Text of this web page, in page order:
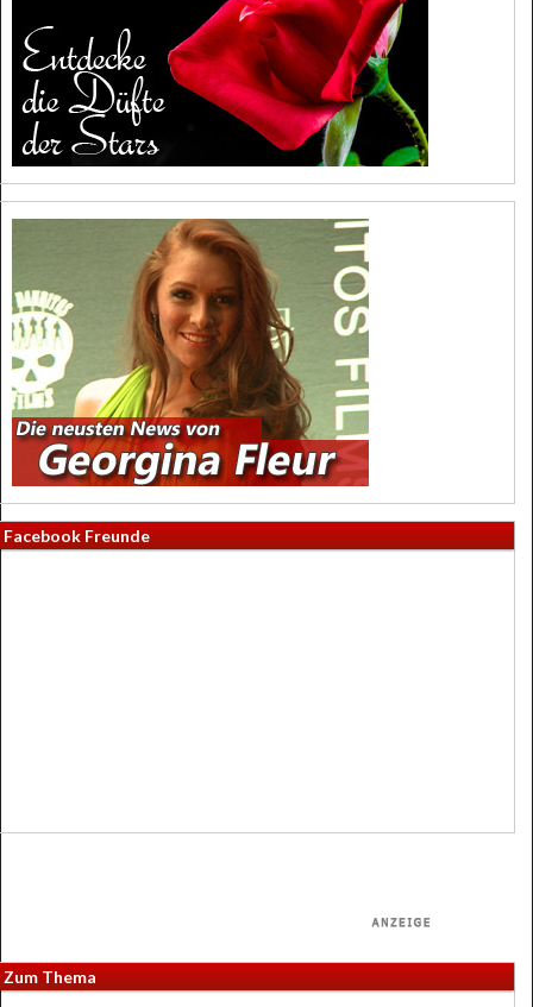
Facebook Freunde
Zum Thema